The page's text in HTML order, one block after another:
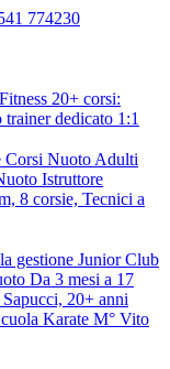
774230
20+ corsi:
trainer dedicato 1:1
Corsi Nuoto Adulti
Istruttore
8 corsie, Tecnici a
gestione Junior Club
Da 3 mesi a 17
20+ anni
Karate M° Vito